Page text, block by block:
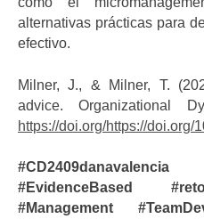
alternativas prácticas para
efectivo.
Milner, J., & Milner, T.
advice. Organizational
https://doi.org/https://doi.org/
#CD2409danavalencia
#EvidenceBased
#Management